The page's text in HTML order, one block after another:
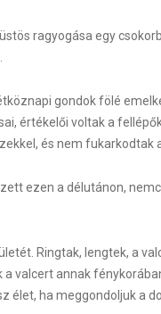
ragyogása egy
gondok fölé
értékelői voltak a
és nem fukarkodtak a
ezen a délutánon,
Ringtak, lengtek, a
valcert annak
ha meggondoljuk a